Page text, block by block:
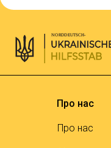
Про нас
Про нас